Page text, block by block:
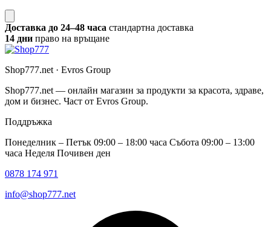
Доставка до 24–48 часа стандартна доставка
14 дни право на връщане
Shop777.net · Evros Group
Shop777.net — онлайн магазин за продукти за красота, здраве,
дом и бизнес. Част от Evros Group.
Поддръжка
Понеделник – Петък 09:00 – 18:00 часа Събота 09:00 – 13:00
часа Неделя Почивен ден
0878 174 971
info@shop777.net